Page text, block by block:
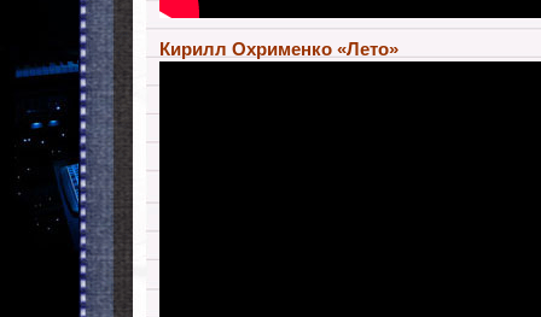
Кирилл Охрименко «Лето»